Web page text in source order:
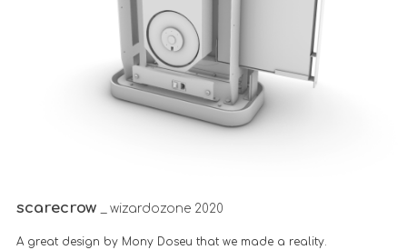
scarecrow _ wizardozone 2020
A great design by Mony Doseu that we made a reality.